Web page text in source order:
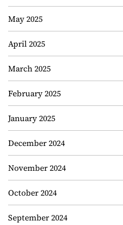
May 2025
April 2025
March 2025
February 2025
January 2025
December 2024
November 2024
October 2024
September 2024